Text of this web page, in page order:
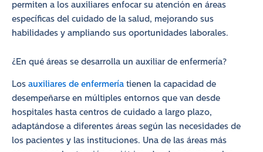
permiten a los auxiliares enfocar su atención en áreas
específicas del cuidado de la salud, mejorando sus
habilidades y ampliando sus oportunidades laborales.
¿En qué áreas se desarrolla un auxiliar de enfermería?
Los auxiliares de enfermería tienen la capacidad de
desempeñarse en múltiples entornos que van desde
hospitales hasta centros de cuidado a largo plazo,
adaptándose a diferentes áreas según las necesidades de
los pacientes y las instituciones. Una de las áreas más